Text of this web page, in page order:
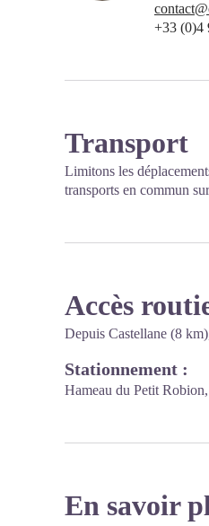
+33 (0)4
Transport
Limitons les
transports en commun
Accès
Depuis Castellane (8
Stationnement :
Hameau du Petit
En savoir